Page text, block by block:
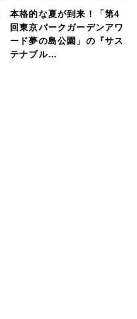
本格的な夏が到来！「第4
回東京パークガーデンアワ
ード夢の島公園」の『サス
テナブル…